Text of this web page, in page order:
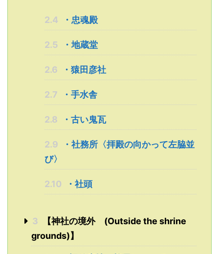
2.4 ・忠魂殿
2.5 ・地蔵堂
2.6 ・猿田彦社
2.7 ・手水舎
2.8 ・古い鬼瓦
2.9
・社務所〈拝殿の向かって左脇並
び〉
2.10 ・社頭
3
【神社の境外 (Outside the shrine
grounds)】